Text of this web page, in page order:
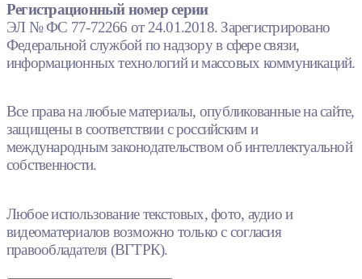
Регистрационный номер серии
ЭЛ № ФС 77-72266 от 24.01.2018. Зарегистрировано
Федеральной службой по надзору в сфере связи,
информационных технологий и массовых коммуникаций.
Все права на любые материалы, опубликованные на сайте,
защищены в соответствии с российским и
международным законодательством об интеллектуальной
собственности.
Любое использование текстовых, фото, аудио и
видеоматериалов возможно только с согласия
правообладателя (ВГТРК).